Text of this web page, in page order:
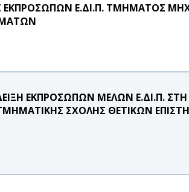
ΕΚΠΡΟΣΩΠΩΝ Ε.ΔΙ.Π. ΤΜΗΜΑΤΟΣ
ΕΚΠΡΟΣΩΠΩΝ ΜΕΛΩΝ Ε.ΔΙ.Π. ΣΤΗ
ΣΧΟΛΗΣ ΘΕΤΙΚΩΝ